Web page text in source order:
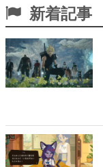
新着記事